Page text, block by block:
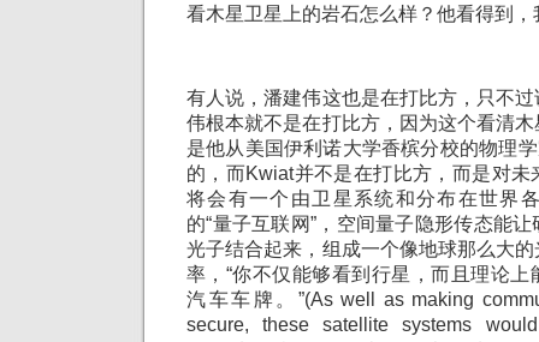
看木星卫星上的岩石怎么样？他看得到
有人说，潘建伟这也是在打比方，只不
伟根本就不是在打比方，因为这个看清
是他从美国伊利诺大学香槟分校的物理
的，而Kwiat并不是在打比方，而是对未
将会有一个由卫星系统和分布在世界
的“量子互联网”，空间量子隐形传态能
光子结合起来，组成一个像地球那么大
率，“你不仅能够看到行星，而且理论
汽车车牌。”(As well as making
secure, these satellite systems